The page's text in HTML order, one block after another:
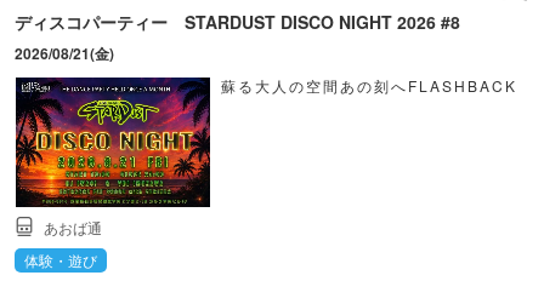
ディスコパーティー STARDUST DISCO NIGHT 2026 #8
2026/08/21(金)
蘇る大人の空間あの刻へFLASHBACK
あおば通
体験・遊び